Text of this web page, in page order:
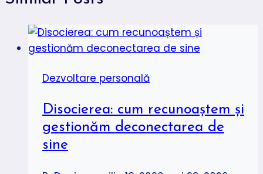
Dezvoltare personală
Disocierea: cum recunoaștem și
gestionăm deconectarea de
sine